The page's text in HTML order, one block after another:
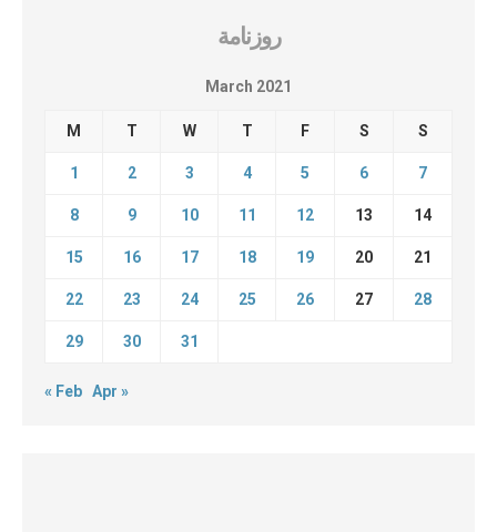
روزنامة
March 2021
M T W T F S S
1 2 3 4 5 6 7
8 9 10 11 12 13 14
15 16 17 18 19 20 21
22 23 24 25 26 27 28
29 30 31
« Feb Apr »